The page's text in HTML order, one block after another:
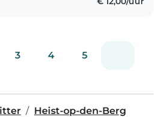
3 4 5
Heist-op-den-Berg